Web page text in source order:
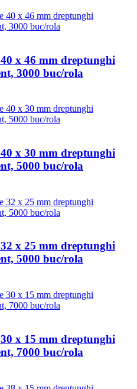
x 46 mm dreptunghi
3000 buc/rola
x 30 mm dreptunghi
5000 buc/rola
x 25 mm dreptunghi
5000 buc/rola
x 15 mm dreptunghi
7000 buc/rola